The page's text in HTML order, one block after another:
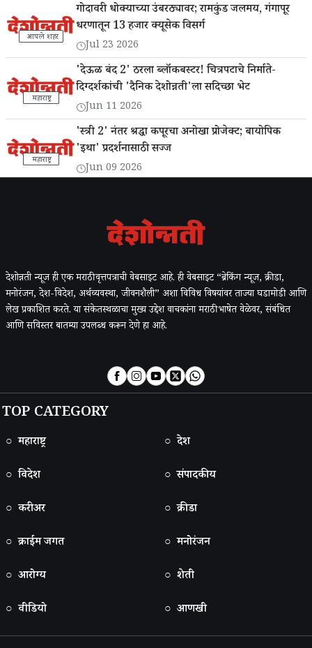
आपले शहर
गोदावरी धोक्याच्या उंबरठ्यावर; रामकुंड जलमय, गंगापूर
धरणातून 13 हजार क्यूसेक विसर्ग
Jul 23 2026
महाराष्ट्र
'देऊळ बंद 2' ठरला ब्लॉकबस्टर! चित्रपटाचे निर्माते-
दिग्दर्शकांची 'दैनिक देशोन्नती'ला सदिच्छा भेट
Jun 11 2026
महाराष्ट्र
'स्त्री 2' नंतर श्रद्धा कपूरचा अनोखा प्रोजेक्ट; बायोपिक
'इथा' प्रदर्शनासाठी सज्ज
Jun 09 2026
देशोन्नती न्यूज ही एक मराठी वृत्तपत्राची वेबसाइट आहे. ही वेबसाइट “ब्रेकिंग न्यूज, क्रीडा,
मनोरंजन, देश-विदेश, अर्थव्यवस्था, जीवनशैली” अशा विविध विषयांवर ताज्या घडामोडी आणि
लेख प्रकाशित करते. या संकेतस्थळाचा मुख्य उद्देश वाचकांना मराठी भाषेत वेळेवर, संबंधित
आणि सविस्तर बातम्या उपलब्ध करून देणे हा आहे.
TOP CATEGORY
○ महाराष्ट्र
○ देश
○ विदेश
○ संपादकीय
○ करीअर
○ क्रीडा
○ क्राईम जगत
○ मनोरंजन
○ आरोग्य
○ शेती
○ वीडियो
○ आणखी